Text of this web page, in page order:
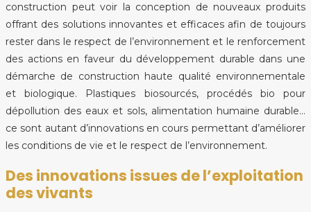
construction peut voir la conception de nouveaux produits
offrant des solutions innovantes et efficaces afin de toujours
rester dans le respect de l’environnement et le renforcement
des actions en faveur du développement durable dans une
démarche de construction haute qualité environnementale
et biologique. Plastiques biosourcés, procédés bio pour
dépollution des eaux et sols, alimentation humaine durable…
ce sont autant d’innovations en cours permettant d’améliorer
les conditions de vie et le respect de l’environnement.
Des innovations issues de l’exploitation
des vivants